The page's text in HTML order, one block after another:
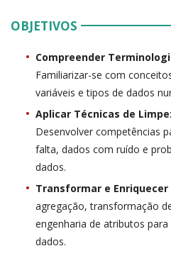
OBJETIVOS
Compreender
Familiarizar-se com
variáveis e tipos de dados
Aplicar Técnicas de
Desenvolver competências
falta, dados com ruído e
dados.
Transformar e Enriquecer
agregação, transformação
engenharia de atributos
dados.